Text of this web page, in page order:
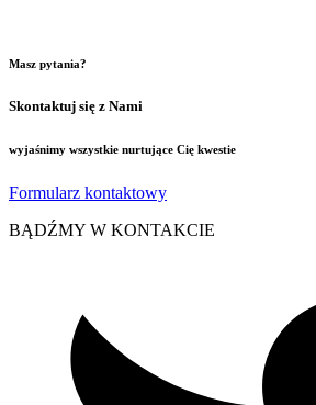
Masz pytania?
Skontaktuj się z Nami
wyjaśnimy wszystkie nurtujące Cię kwestie
Formularz kontaktowy
BĄDŹMY W KONTAKCIE